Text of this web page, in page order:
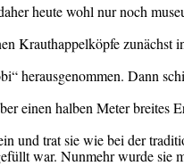
heute wohl nur noch
Krauthappelköpfe zunächst
herausgenommen. Dann
einen halben Meter
und trat sie wie bei der
war. Nunmehr wurde sie